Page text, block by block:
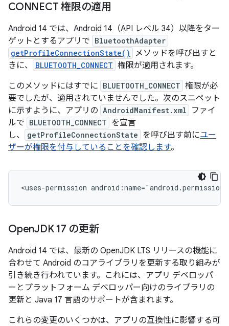
CONNECT 権限の適用
Android 14 では、Android 14（API レベル 34）以降をター
ゲットとするアプリで BluetoothAdapter
getProfileConnectionState()
メソッドを呼び出すと
きに、
BLUETOOTH_CONNECT 権限が適用されます。
このメソッドにはすでに BLUETOOTH_CONNECT 権限が必
要でしたが、適用されていませんでした。次のスニペット
に示すように、アプリの AndroidManifest.xml
ファイ
ルで BLUETOOTH_CONNECT を宣言
し、
getProfileConnectionState を呼び出す前にユー
ザーが権限を付与していることを確認します。
<uses-permission
OpenJDK 17 の更新
Android 14 では、最新の OpenJDK LTS リリースの機能に
合わせて Android のコアライブラリを更新する取り組みが
引き続き行われています。これには、アプリ デベロッパ
ーとプラットフォーム デベロッパー向けのライブラリの
更新と Java 17 言語のサポートが含まれます。
これらの変更のいくつかは、アプリの互換性に影響する可